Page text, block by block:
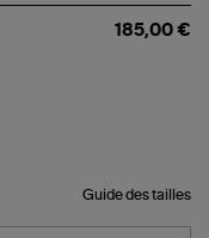
185,00 €
Guide des tailles